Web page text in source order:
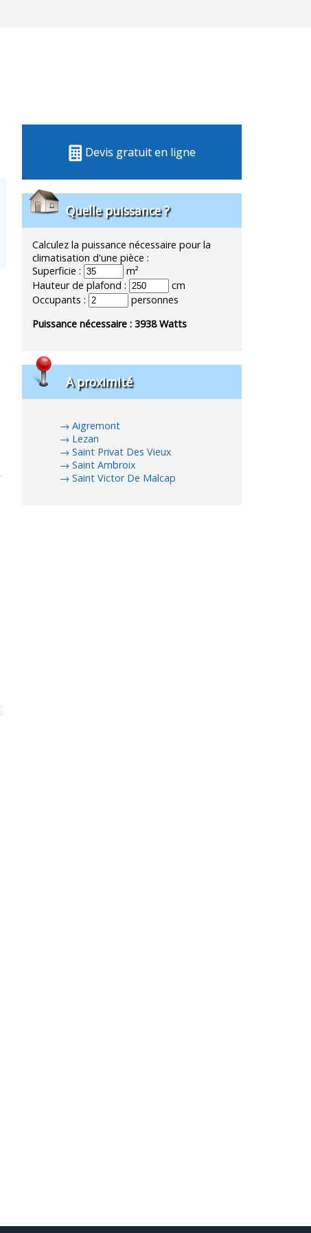
Devis gratuit en ligne
Quelle puissance ?
Calculez la puissance nécessaire pour la
climatisation d'une pièce :
Superficie :
m²
Hauteur de plafond :
cm
Occupants :
personnes
Puissance nécessaire :3938Watts
A proximité
Aigremont
Lezan
Saint Privat Des Vieux
Saint Ambroix
Saint Victor De Malcap